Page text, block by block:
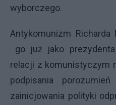
wyborczego.
Antykomunizm Richarda
go już jako
relacji z komunistyczym
podpisania
zainicjowania polityki